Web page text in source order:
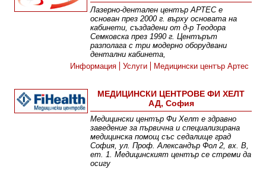
Лазерно-дентален център АРТЕС е
основан през 2000 г. върху основата на
кабинети, създадени от д-р Теодора
Семковска през 1990 г. Центърът
разполага с три модерно оборудвани
дентални кабинета,
Информация
Услуги Медицински център Артес
МЕДИЦИНСКИ ЦЕНТРОВЕ ФИ ХЕЛТ
АД, София
Медицински център Фи Хелт е здравно
заведение за първична и специализирана
медицинска помощ със седалище град
София, ул. Проф. Александър Фол 2, вх. В,
ет. 1. Медицинският център се стреми да
осигу